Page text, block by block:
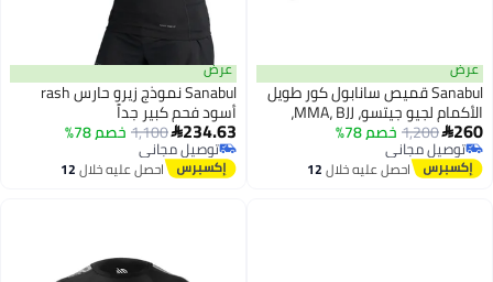
Sanabul قميص سانابول كور طويل
خصم 78%
احصل عليه خلال12
اغسطس
عرض
Sanabul نموذج زيرو حارس rash
أسود فحم كبير جداً
234.63
1,100خصم 78%
توصيل مجاني
توصيل مجانياحصل عليه خلال12
اغسطس